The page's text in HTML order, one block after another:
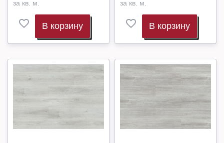
за кв. м.
В корзину
за кв. м.
В корзину